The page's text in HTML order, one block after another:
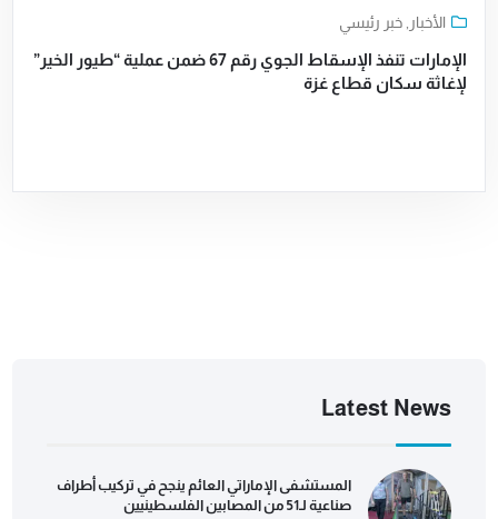
الأخبار ,خبر رئيسي
الإمارات تنفذ الإسقاط الجوي رقم 67 ضمن عملية “طيور الخير”
لإغاثة سكان قطاع غزة
Latest News
المستشفى الإماراتي العائم ينجح في تركيب أطراف
صناعية لـ51 من المصابين الفلسطينيين